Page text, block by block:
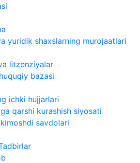
yuridik shaxslarning murojaatlari
litzenziyalar
bazasi
ichki hujjarlari
qarshi kurashish siyosati
savdolari